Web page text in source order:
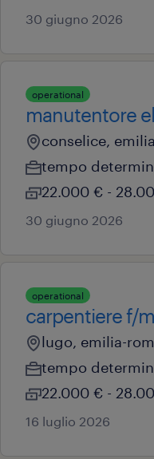
30 giugno 2026
operational
manutentore
conselice,
tempo
22.000 € -
30 giugno 2026
operational
carpentiere f/
lugo, emilia-
tempo
22.000 € -
16 luglio 2026